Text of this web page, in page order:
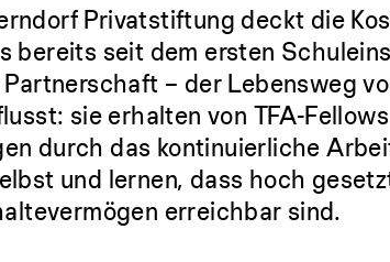
Privatstiftung deckt die
bereits seit dem ersten
– der Lebensweg
sie erhalten von TFA-
durch das kontinuierliche
und lernen, dass hoch
erreichbar sind.